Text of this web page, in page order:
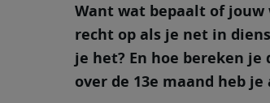
Want wat bepaalt of jouw
recht op als je net in
je het? En hoe bereken je
over de 13e maand heb